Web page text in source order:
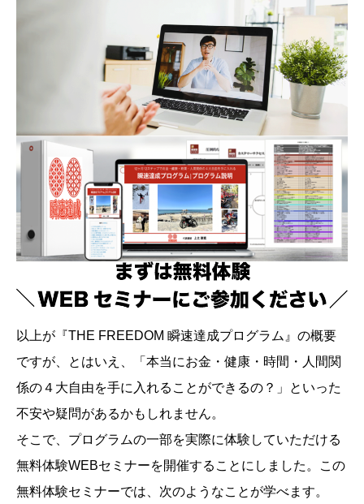
以上が『THE FREEDOM 瞬速達成プログラム』の概要
ですが、とはいえ、「本当にお金・健康・時間・人間関
係の４大自由を手に入れることができるの？」といった
不安や疑問があるかもしれません。
そこで、プログラムの一部を実際に体験していただける
無料体験WEBセミナーを開催することにしました。この
無料体験セミナーでは、次のようなことが学べます。